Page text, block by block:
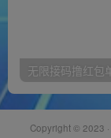
Copyright © 2023 ·